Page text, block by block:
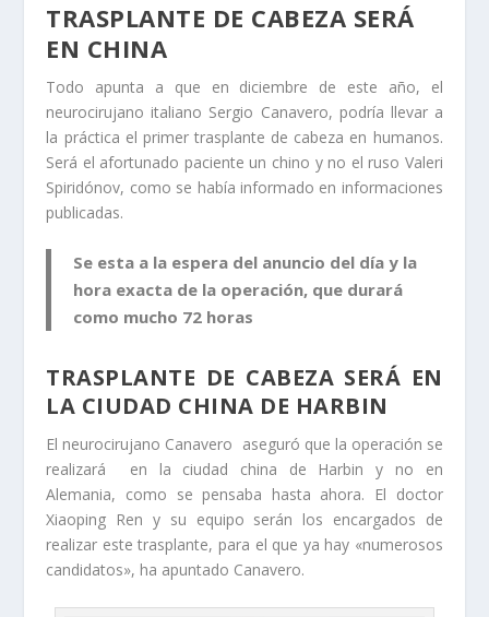
TRASPLANTE DE CABEZA SERÁ
EN CHINA
Todo apunta a que en diciembre de este año, el
neurocirujano italiano Sergio Canavero, podría llevar a
la práctica el primer trasplante de cabeza en humanos.
Será el afortunado paciente un chino y no el ruso Valeri
Spiridónov, como se había informado en informaciones
publicadas.
Se esta a la espera del anuncio del día y la
hora exacta de la operación, que durará
como mucho 72 horas
TRASPLANTE DE CABEZA SERÁ EN
LA CIUDAD CHINA DE HARBIN
El neurocirujano Canavero aseguró que la operación se
realizará en la ciudad china de Harbin y no en
Alemania, como se pensaba hasta ahora. El doctor
Xiaoping Ren y su equipo serán los encargados de
realizar este trasplante, para el que ya hay «numerosos
candidatos», ha apuntado Canavero.